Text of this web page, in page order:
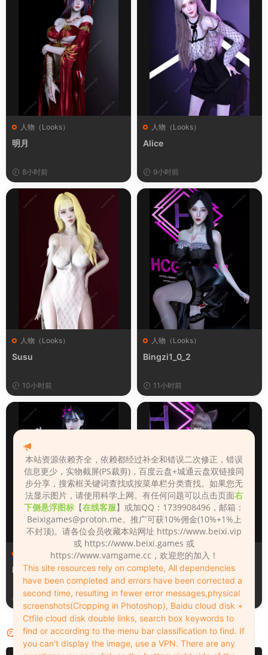
人物（Looks）
明月
8小时前
人物（Looks）
Alice
9小时前
人物（Looks）
Susu
10小时前
人物（Looks）
Bingzi1_0_2
11小时前
人物（Looks）
Monica_2_2_2
11小时前
人物（Looks）
Lizhen2025
1天前
评论 0
本站资源依赖齐全，依赖都经过补全和错误二次修正，错误
信息更少，实物截屏(PS裁剪)，百度云盘+城通云盘双链接同
步分享，搜索框关键词查找或按菜单栏分类查找。如果您无
法显示图片，请使用科学上网。有任何问题可以点击页面右
下侧悬浮图标 【在线客服】或加QQ：1739908496，邮箱：
Beixigames@proton.me。推广可获10%佣金(10%+1%上
不封顶)。请各位会员收藏本站网址 https://www.beixi.vip
或 https://www.beixi.games 或
https://www.vamgame.cc，欢迎您的加入！
This site resources rely on complete, All dependencies
have been completed and errors have been corrected a
second time, resulting in fewer error messages,physical
screenshots(Cropping in Photoshop), Baidu cloud disk +
Ctfile cloud disk double links, search box keywords to
find or according to the menu bar classification to find. If
you can't display the image, use a VPN. There are any